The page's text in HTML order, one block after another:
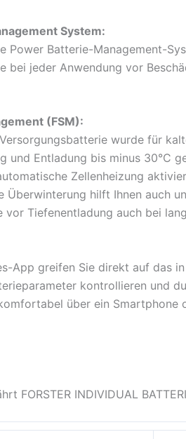
System:
Power Batterie-Management-
bei jeder Anwendung vor
(FSM):
wurde für
und Entladung bis minus 30°C
Zellenheizung
Überwinterung hilft Ihnen auch
vor Tiefenentladung auch bei
App greifen Sie direkt auf das
kontrollieren und
über ein
FORSTER INDIVIDUAL